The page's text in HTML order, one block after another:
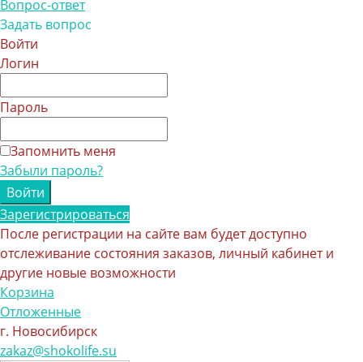
Вопрос-ответ
Задать вопрос
Войти
Логин
Пароль
Запомнить меня
Забыли пароль?
Зарегистрироваться
После регистрации на сайте вам будет доступно
отслеживание состояния заказов, личный кабинет и
другие новые возможности
Корзина
Отложенные
г. Новосибирск
zakaz@shokolife.su